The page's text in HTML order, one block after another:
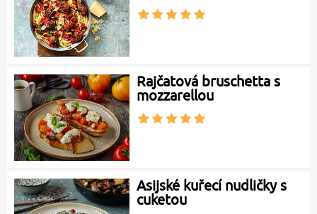
Rajčatová bruschetta s
mozzarellou
Asijské kuřecí nudličky s
cuketou